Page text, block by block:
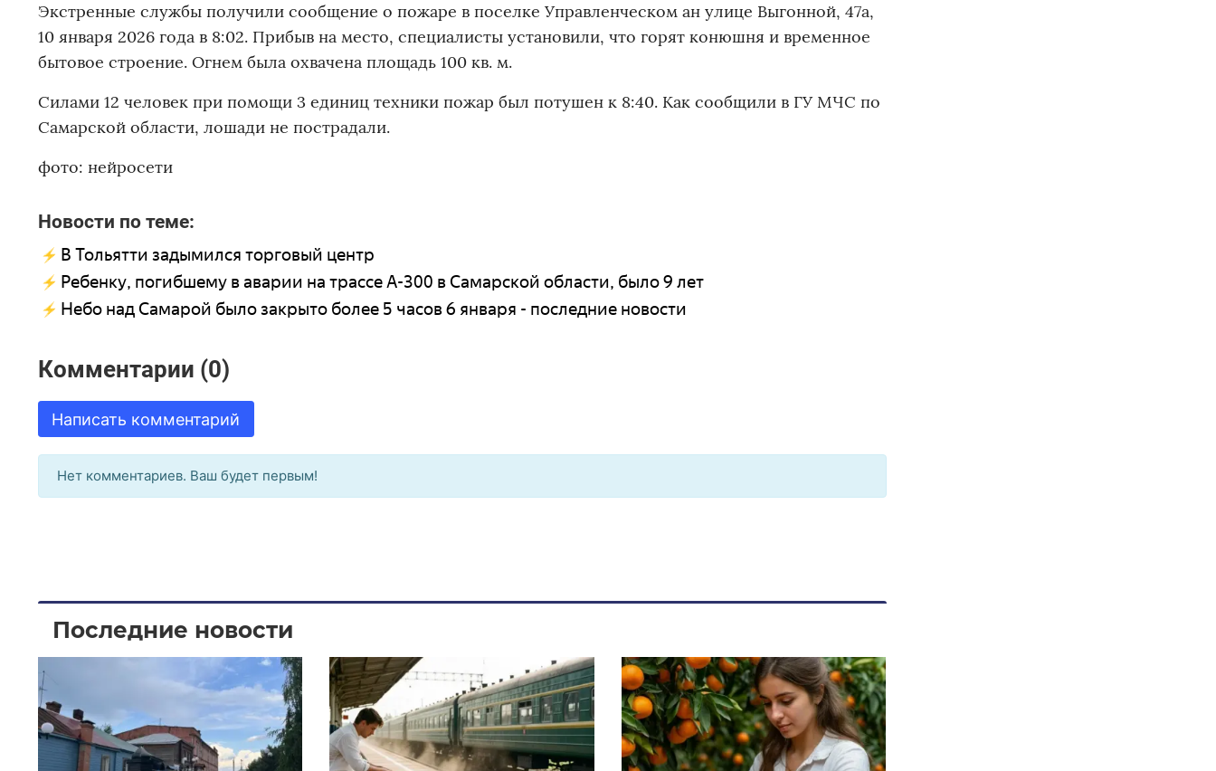
Экстренные службы получили сообщение о пожаре в поселке Управленческом ан улице Выгонной, 47а,
10 января 2026 года в 8:02. Прибыв на место, специалисты установили, что горят конюшня и временное
бытовое строение. Огнем была охвачена площадь 100 кв. м.
Силами 12 человек при помощи 3 единиц техники пожар был потушен к 8:40. Как сообщили в ГУ МЧС по
Самарской области, лошади не пострадали.
фото: нейросети
Новости по теме:
В Тольятти задымился торговый центр
Ребенку, погибшему в аварии на трассе А-300 в Самарской области, было 9 лет
Небо над Самарой было закрыто более 5 часов 6 января - последние новости
Комментарии (0)
Написать комментарий
Нет комментариев. Ваш будет первым!
Последние новости